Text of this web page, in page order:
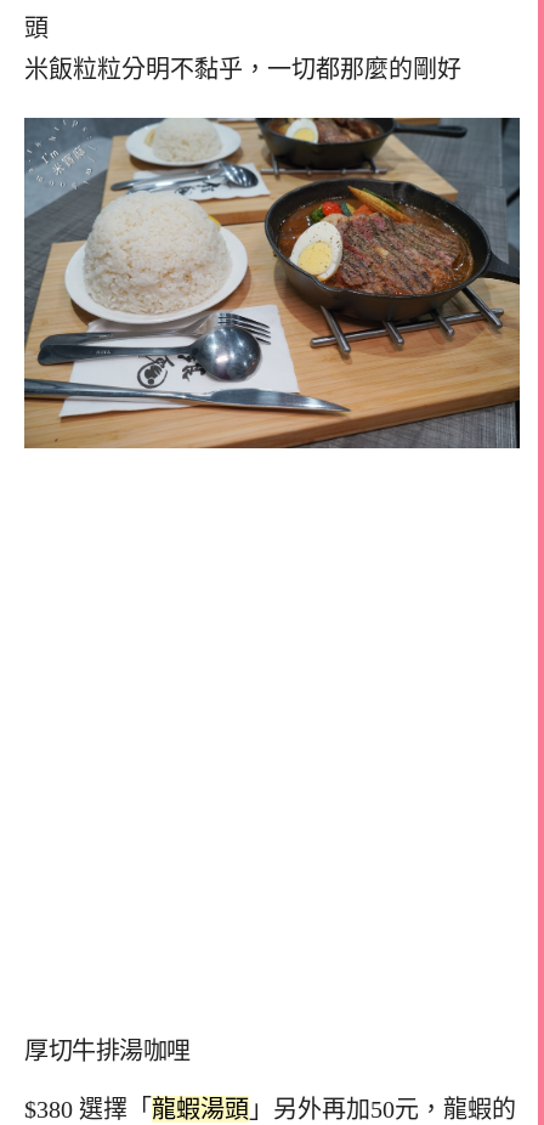
頭
米飯粒粒分明不黏乎，一切都那麼的剛好
厚切牛排湯咖哩
$380 選擇「 龍蝦湯頭 」另外再加50元，龍蝦的